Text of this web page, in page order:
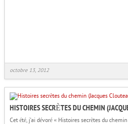
octobre 13, 2012
HISTOIRES SECRÈTES DU CHEMIN
Cet été, j’ai dévoré « Histoires secrètes du